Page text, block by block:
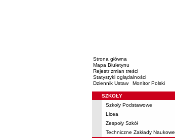
Strona główna
Mapa Biuletynu
Rejestr zmian treści
Statystyki oglądalności
Dziennik Ustaw
Monitor Polski
Menu
SZKOŁY
Szkoły Podstawowe
Licea
Zespoły Szkół
Techniczne Zakłady Naukowe